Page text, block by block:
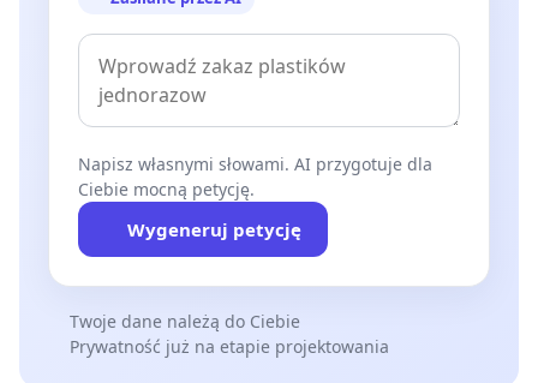
Napisz własnymi słowami. AI przygotuje dla
Ciebie mocną petycję.
Wygeneruj petycję
Twoje dane należą do Ciebie
Prywatność już na etapie projektowania